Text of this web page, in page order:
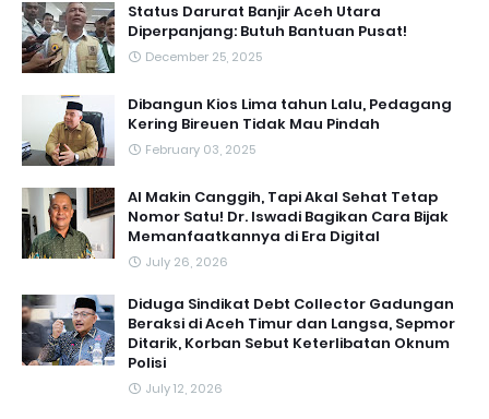
Status Darurat Banjir Aceh Utara
Diperpanjang: Butuh Bantuan Pusat!
December 25, 2025
Dibangun Kios Lima tahun Lalu, Pedagang
Kering Bireuen Tidak Mau Pindah
February 03, 2025
AI Makin Canggih, Tapi Akal Sehat Tetap
Nomor Satu! Dr. Iswadi Bagikan Cara Bijak
Memanfaatkannya di Era Digital
July 26, 2026
Diduga Sindikat Debt Collector Gadungan
Beraksi di Aceh Timur dan Langsa, Sepmor
Ditarik, Korban Sebut Keterlibatan Oknum
Polisi
July 12, 2026